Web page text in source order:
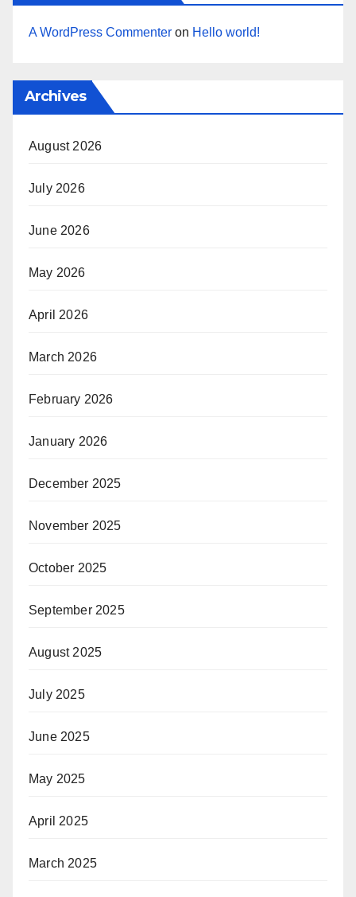
A WordPress Commenter on Hello world!
Archives
August 2026
July 2026
June 2026
May 2026
April 2026
March 2026
February 2026
January 2026
December 2025
November 2025
October 2025
September 2025
August 2025
July 2025
June 2025
May 2025
April 2025
March 2025